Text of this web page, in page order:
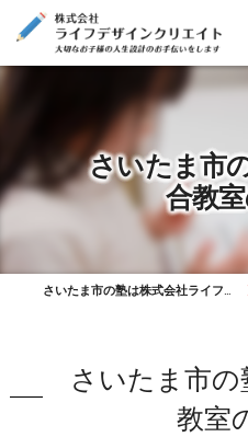
さいたま市
合教
さいたま市
教室